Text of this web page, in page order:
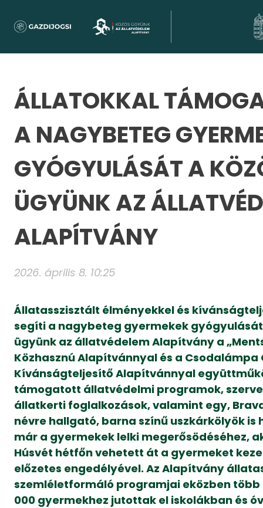
ÁLLATOKKAL
A NAGYBETEG
GYÓGYULÁSÁT A
ÜGYÜNK AZ
ALAPÍTVÁNY
2026. április 8. 10:25
Állatasszisztált élményekkel és
segíti a nagybeteg gyermekek gyógyulását
ügyünk az állatvédelem Alapítvány a
Közhasznú Alapítvánnyal és a Csodalámpa
Kívánságteljesítő Alapítvánnyal
támogatott állatvédelmi programok,
állatkerti foglalkozások, valamint egy,
névre hallgató, barna színű uszkárkölyök is
már a gyermekek lelki megerősödéséhez,
Húsvét hétfőn vehetett át a gyermeket
előzetes engedélyével. Az Alapítvány
szemléletformáló programjai eközben több
000 gyermekhez jutottak el iskolákban és